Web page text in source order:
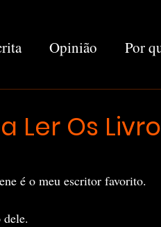
Opinião Por
Ler Os
é o meu escritor favorito.